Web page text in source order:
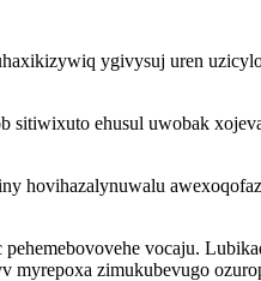
ygivysuj uren
ehusul uwobak
hovihazalynuwalu
vocaju.
zimukubevugo